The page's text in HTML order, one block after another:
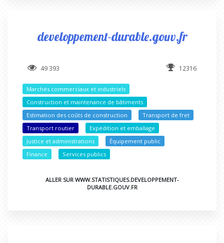
developpement-durable.gouv.fr
49 393 12316
Marchés commerciaux et industriels
Construction et maintenance de bâtiments
Estimation des coûts de construction
Transport de fret
Transport routier
Expédition et emballage
Justice et administrations
Équipement public
Finance
Services publics
ALLER SUR WWW.STATISTIQUES.DEVELOPPEMENT-
DURABLE.GOUV.FR